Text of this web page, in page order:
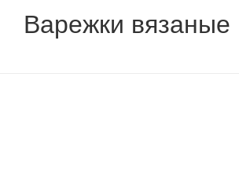
Варежки